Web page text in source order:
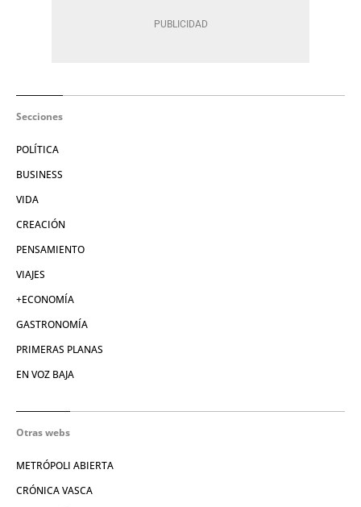
Secciones
POLÍTICA
BUSINESS
VIDA
CREACIÓN
PENSAMIENTO
VIAJES
+ECONOMÍA
GASTRONOMÍA
PRIMERAS PLANAS
EN VOZ BAJA
Otras webs
METRÓPOLI ABIERTA
CRÓNICA VASCA